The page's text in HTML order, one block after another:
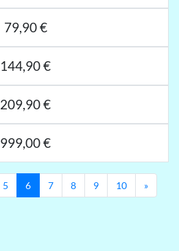
79,90 €
144,90 €
209,90 €
999,00 €
5 6 7 8 9 10 »Next